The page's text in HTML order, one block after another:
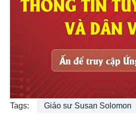
Tags: Giáo sư Susan Solomon